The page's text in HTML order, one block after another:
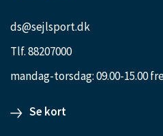
ds@sejlsport.dk
Tlf. 88207000
mandag-torsdag: 09.00-15.00
Se kort